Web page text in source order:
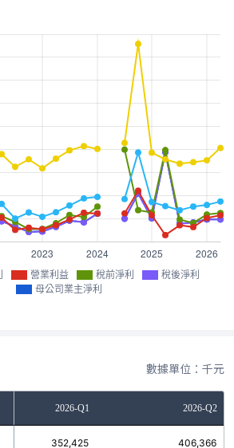
營業利益 稅前淨利
稅後淨利
母公司業主淨利
數據單位：千元
2026-Q1 2026-Q2
352,425 406,366